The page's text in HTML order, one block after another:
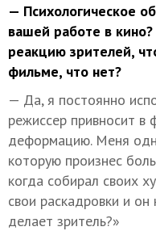
— Психологическое
вашей работе в
реакцию зрителей,
фильме, что нет?
— Да, я постоянно
режиссер привносит
деформацию. Меня
которую произнес
когда собирал своих
свои раскадровки и
делает зритель?»